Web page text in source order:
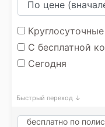
Круглосуточные
С бесплатной
Сегодня
Быстрый переход ↓
бесплатно по